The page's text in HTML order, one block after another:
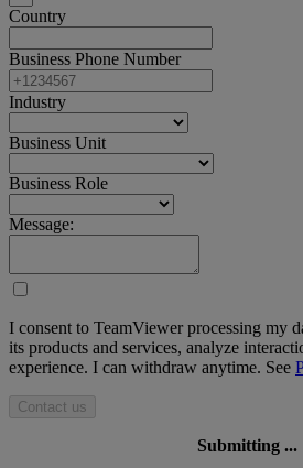
Country
Business Phone Number
Industry
Business Unit
Business Role
Message:
I consent to TeamViewer processing my
its products and services, analyze
experience. I can withdraw anytime. See
Contact us
Submitting ...